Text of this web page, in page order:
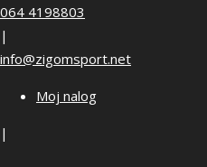
Skip
to
content
064 4198803
|
info@zigomsport.net
Moj nalog
|